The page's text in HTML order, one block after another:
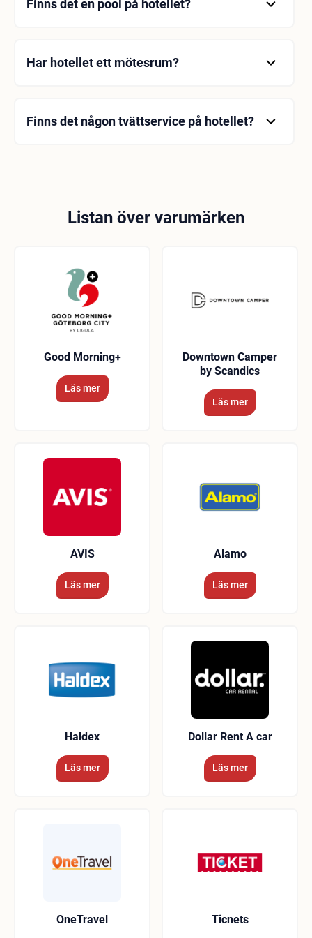
Finns det en pool på hotellet?
Har hotellet ett mötesrum?
Finns det någon tvättservice på hotellet?
Listan över varumärken
Good Morning+
Läs mer
Downtown Camper
by Scandics
Läs mer
AVIS
Läs mer
Alamo
Läs mer
Haldex
Läs mer
Dollar Rent A car
Läs mer
OneTravel Ticnets